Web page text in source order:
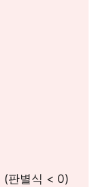
(판별식 < 0)